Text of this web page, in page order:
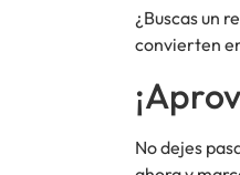
¿Buscas un
convierten
No dejes